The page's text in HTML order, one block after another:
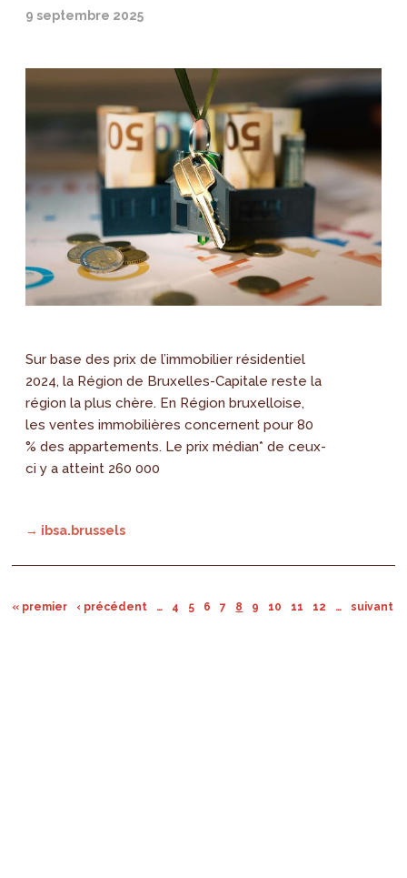
9 septembre 2025
Sur base des prix de l’immobilier résidentiel
2024, la Région de Bruxelles-Capitale reste la
région la plus chère. En Région bruxelloise,
les ventes immobilières concernent pour 80
% des appartements. Le prix médian* de ceux-
ci y a atteint 260 000
→ ibsa.brussels
« premier ‹ précédent … 4 5 6 7 8 9 10 11 12 … suivant ›